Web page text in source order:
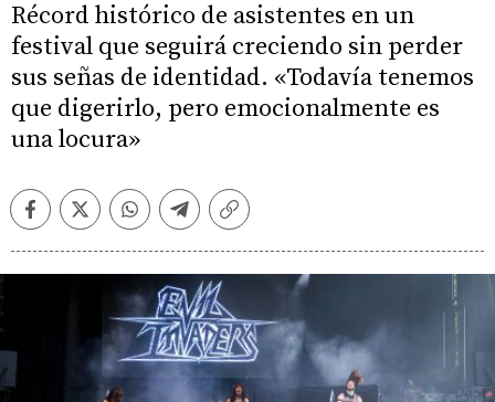
Récord histórico de asistentes en un
festival que seguirá creciendo sin perder
sus señas de identidad. «Todavía tenemos
que digerirlo, pero emocionalmente es
una locura»
FacebookTwitterWhatsappTelegramCopiar